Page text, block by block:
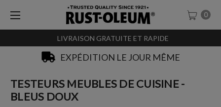
LIVRAISON GRATUITE ET RAPIDE
0
SACHET-TESTEURS À 0,99€
TESTEURS MEUBLES DE CUISINE -
BLEUS DOUX